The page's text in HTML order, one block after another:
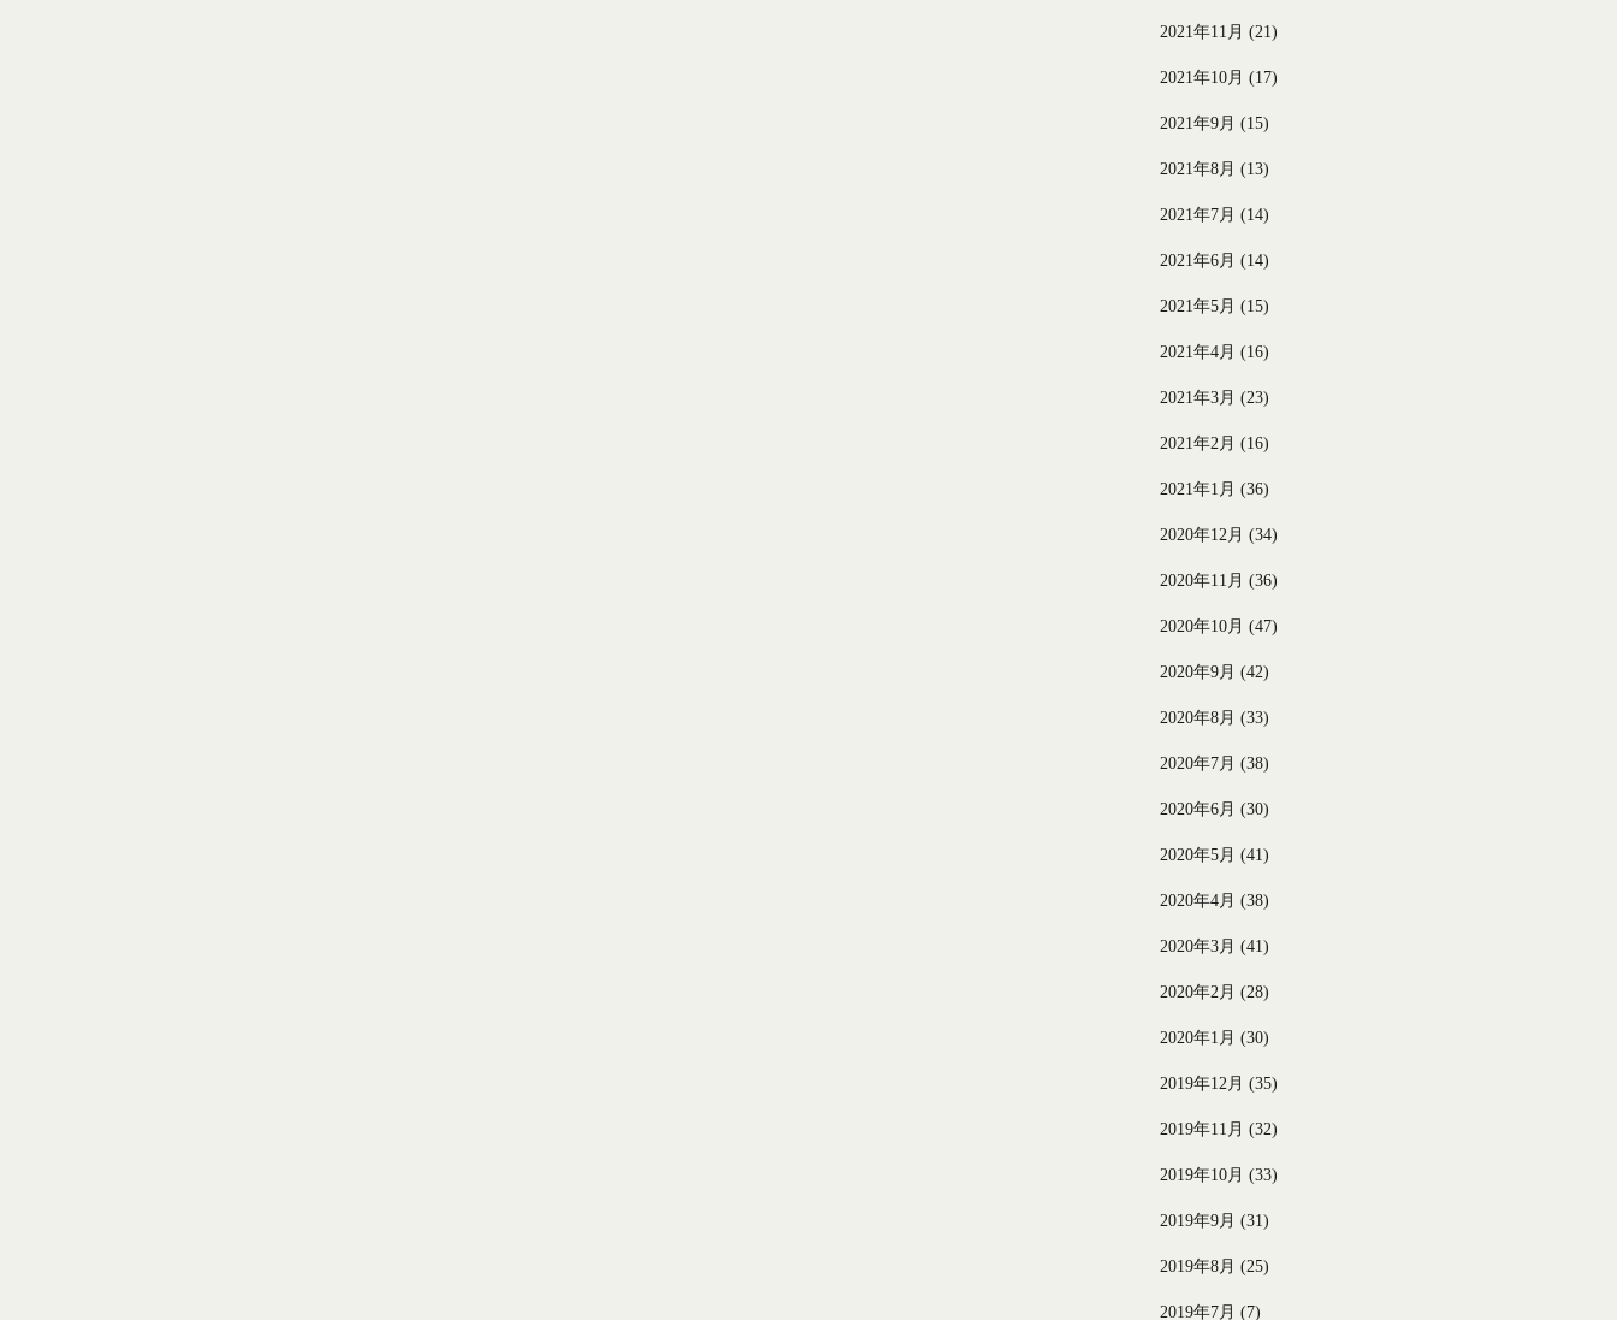
2021年11月 (21)
2021年10月 (17)
2021年9月 (15)
2021年8月 (13)
2021年7月 (14)
2021年6月 (14)
2021年5月 (15)
2021年4月 (16)
2021年3月 (23)
2021年2月 (16)
2021年1月 (36)
2020年12月 (34)
2020年11月 (36)
2020年10月 (47)
2020年9月 (42)
2020年8月 (33)
2020年7月 (38)
2020年6月 (30)
2020年5月 (41)
2020年4月 (38)
2020年3月 (41)
2020年2月 (28)
2020年1月 (30)
2019年12月 (35)
2019年11月 (32)
2019年10月 (33)
2019年9月 (31)
2019年8月 (25)
2019年7月 (7)